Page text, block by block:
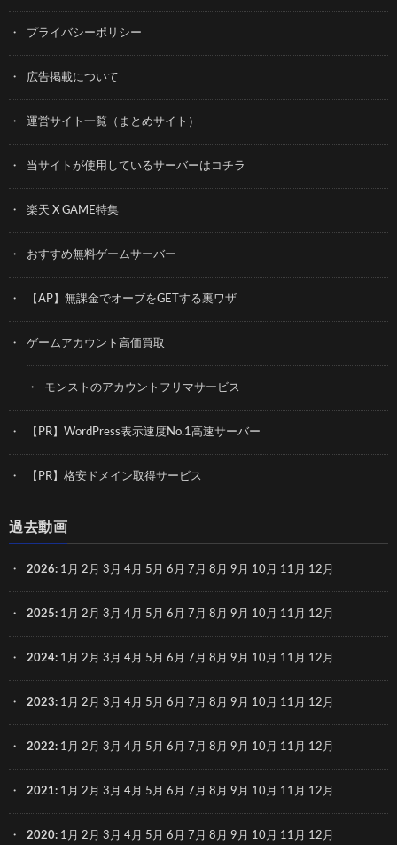
プライバシーポリシー
広告掲載について
運営サイト一覧（まとめサイト）
当サイトが使用しているサーバーはコチラ
楽天 X GAME特集
おすすめ無料ゲームサーバー
【AP】無課金でオーブをGETする裏ワザ
ゲームアカウント高価買取
モンストのアカウントフリマサービス
【PR】WordPress表示速度No.1高速サーバー
【PR】格安ドメイン取得サービス
過去動画
2026: 1月 2月 3月 4月 5月 6月 7月 8月 9月 10月 11月 12月
2025: 1月 2月 3月 4月 5月 6月 7月 8月 9月 10月 11月 12月
2024: 1月 2月 3月 4月 5月 6月 7月 8月 9月 10月 11月 12月
2023: 1月 2月 3月 4月 5月 6月 7月 8月 9月 10月 11月 12月
2022: 1月 2月 3月 4月 5月 6月 7月 8月 9月 10月 11月 12月
2021: 1月 2月 3月 4月 5月 6月 7月 8月 9月 10月 11月 12月
2020: 1月 2月 3月 4月 5月 6月 7月 8月 9月 10月 11月 12月